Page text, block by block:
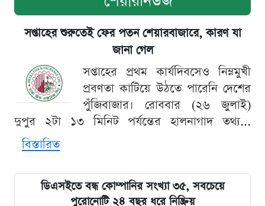
সপ্তাহের শুরুতেই ফের পতন শেয়ারবাজারে, কারণ যা
জানা গেল
সপ্তাহের প্রথম কার্যদিবসেও নিম্নমুখী
প্রবণতা কাটিয়ে উঠতে পারেনি দেশের
পুঁজিবাজার। রোববার (২৬ জুলাই)
দুপুর ২টা ১৩ মিনিট পর্যন্তের হালনাগাদ তথ্য...
বিস্তারিত
ডিএসইতে বন্ধ কোম্পানির সংখ্যা ৩৫, সবচেয়ে
পুরোনোটি ২৪ বছর ধরে নিষ্ক্রিয়